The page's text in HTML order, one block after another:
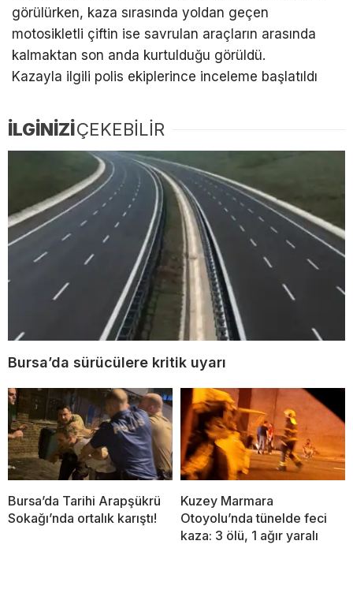
görülürken, kaza sırasında yoldan geçen
motosikletli çiftin ise savrulan araçların arasında
kalmaktan son anda kurtulduğu görüldü.
Kazayla ilgili polis ekiplerince inceleme başlatıldı
İLGİNİZİÇEKEBİLİR
Bursa’da sürücülere kritik uyarı
Bursa’da Tarihi Arapşükrü
Sokağı’nda ortalık karıştı!
Kuzey Marmara
Otoyolu’nda tünelde feci
kaza: 3 ölü, 1 ağır yaralı